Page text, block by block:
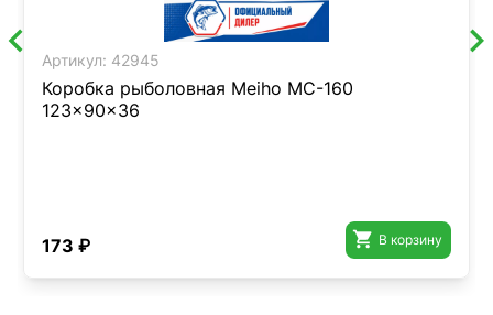
Артикул: 42945
Коробка рыболовная Meiho MC-160
123x90x36
173 ₽  В корзину